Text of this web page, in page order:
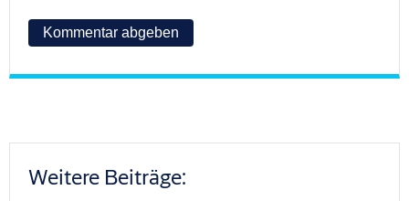
Weitere Beiträge: